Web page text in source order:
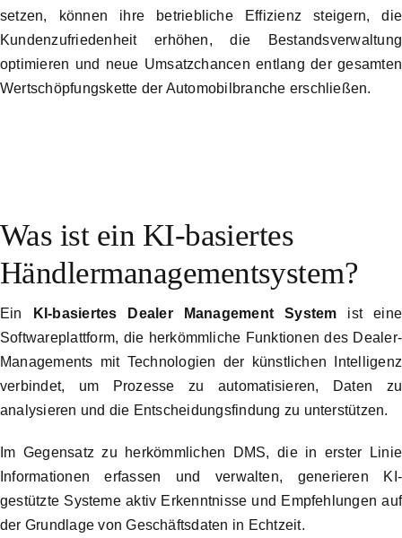
setzen, können ihre betriebliche Effizienz steigern, die
Kundenzufriedenheit erhöhen, die Bestandsverwaltung
optimieren und neue Umsatzchancen entlang der gesamten
Wertschöpfungskette der Automobilbranche erschließen.
Was ist ein KI-basiertes
Händlermanagementsystem?
Ein KI-basiertes Dealer Management System ist eine
Softwareplattform, die herkömmliche Funktionen des Dealer-
Managements mit Technologien der künstlichen Intelligenz
verbindet, um Prozesse zu automatisieren, Daten zu
analysieren und die Entscheidungsfindung zu unterstützen.
Im Gegensatz zu herkömmlichen DMS, die in erster Linie
Informationen erfassen und verwalten, generieren KI-
gestützte Systeme aktiv Erkenntnisse und Empfehlungen auf
der Grundlage von Geschäftsdaten in Echtzeit.